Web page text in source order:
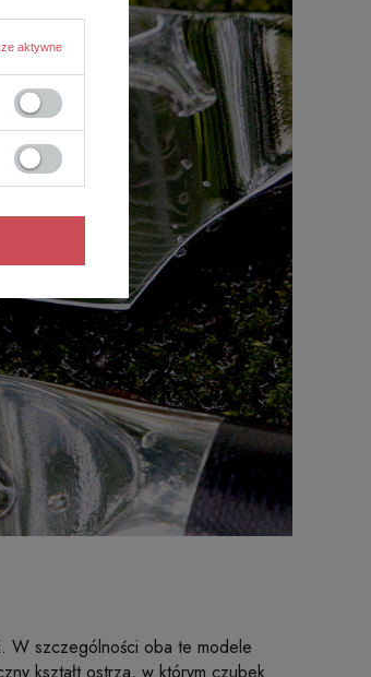
W szczególności oba te modele
aktywne